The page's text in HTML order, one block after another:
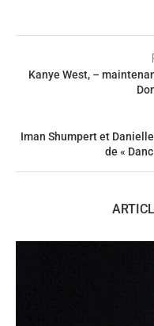
Kanye West, –
Iman Shumpert et
de «